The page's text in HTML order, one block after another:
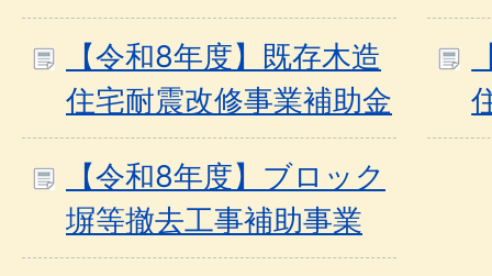
【令和8年度】既存木造
住宅耐震改修事業補助金
【令和8年度】ブロック
塀等撤去工事補助事業